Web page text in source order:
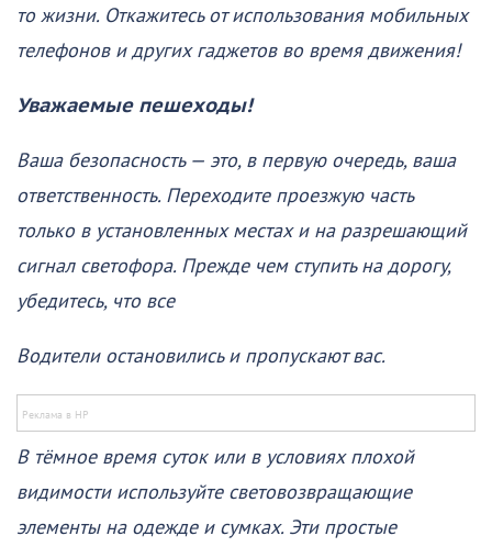
то жизни. Откажитесь от использования мобильных
телефонов и других гаджетов во время движения!
Уважаемые пешеходы!
Ваша безопасность — это, в первую очередь, ваша
ответственность. Переходите проезжую часть
только в установленных местах и на разрешающий
сигнал светофора. Прежде чем ступить на дорогу,
убедитесь, что все
Водители остановились и пропускают вас.
В тёмное время суток или в условиях плохой
видимости используйте световозвращающие
элементы на одежде и сумках. Эти простые